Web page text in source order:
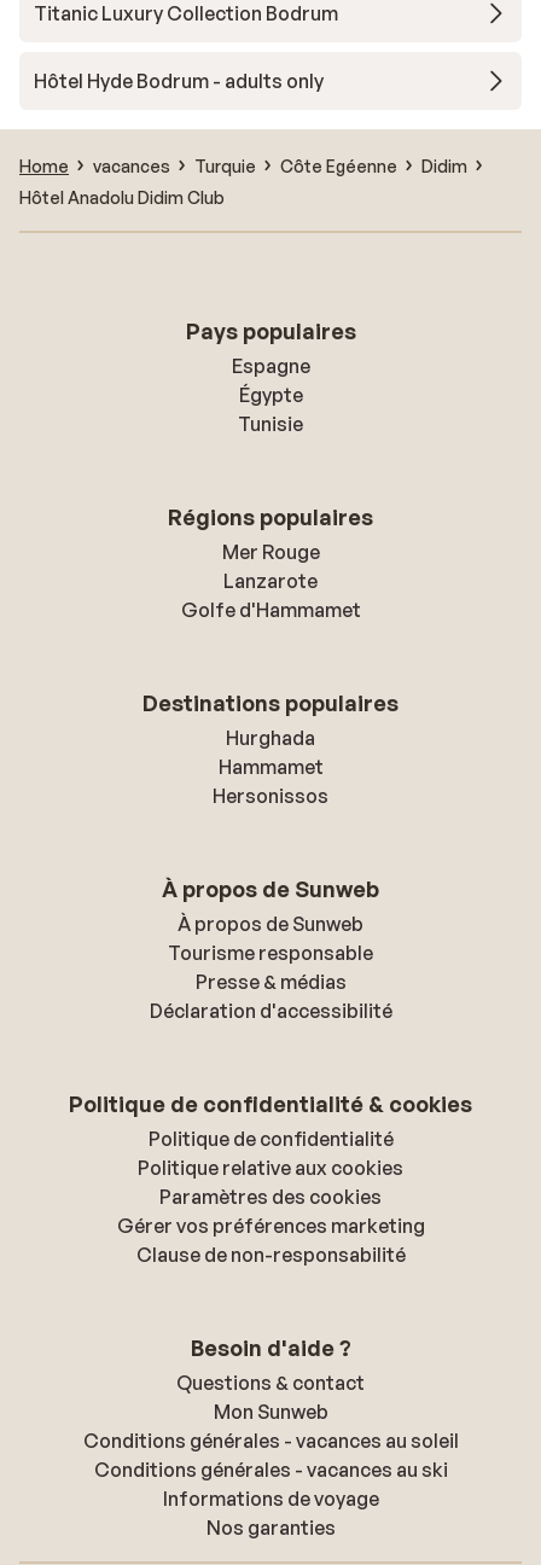
Titanic Luxury Collection Bodrum
Hôtel Hyde Bodrum - adults only
Home vacances Turquie Côte Egéenne
Didim
Hôtel Anadolu Didim Club
Pays populaires
Espagne
Égypte
Tunisie
Régions populaires
Mer Rouge
Lanzarote
Golfe d'Hammamet
Destinations populaires
Hurghada
Hammamet
Hersonissos
À propos de Sunweb
À propos de Sunweb
Tourisme responsable
Presse & médias
Déclaration d'accessibilité
Politique de confidentialité & cookies
Politique de confidentialité
Politique relative aux cookies
Paramètres des cookies
Gérer vos préférences marketing
Clause de non-responsabilité
Besoin d'aide ?
Questions & contact
Mon Sunweb
Conditions générales - vacances au soleil
Conditions générales - vacances au ski
Informations de voyage
Nos garanties